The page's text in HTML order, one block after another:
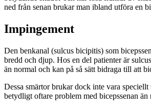
ned från senan brukar man ibland utföra en
Impingement
Den benkanal (sulcus bicipitis) som
bredd och djup. Hos en del patienter är
än normal och kan på så sätt bidraga till att
Dessa smärtor brukar dock inte vara
betydligt oftare problem med bicepssenan än